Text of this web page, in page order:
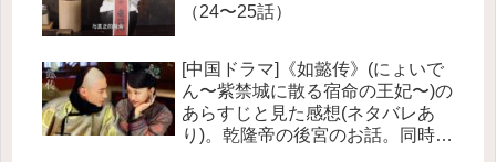
（24〜25話）
[中国ドラマ]《如懿传》(にょいで
ん〜紫禁城に散る宿命の王妃〜)の
あらすじと見た感想(ネタバレあ
り)。乾隆帝の後宮のお話。同時代